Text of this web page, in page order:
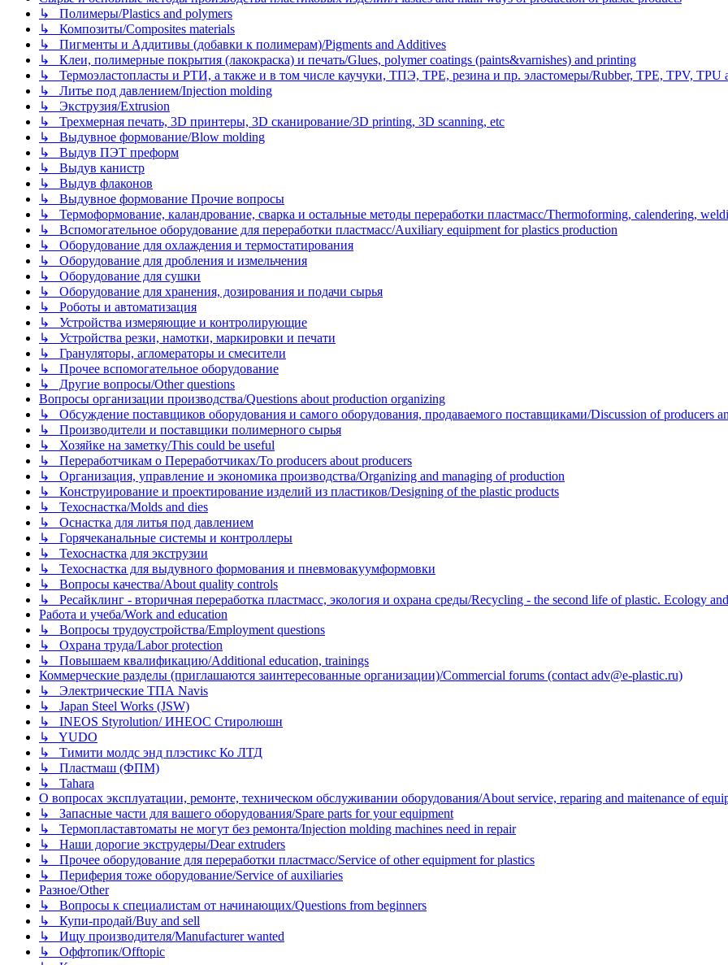
↳ Полимеры/Plastics and polymers
↳ Композиты/Сomposites materials
↳ Пигменты и Аддитивы (добавки к полимерам)/Pigments and Additives
↳ Клеи, полимерные покрытия (лакокраска) и печать/Glues, polymer coatings (paints&varnishes) and printing
↳ Термоэластопласты и РТИ, а также и в том числе каучуки, ТПЭ, TPE, резина и пр. эластомеры/Rubber, TPE, TPV, TPU
↳ Литье под давлением/Injection molding
↳ Экструзия/Extrusion
↳ Трехмерная печать, 3D принтеры, 3D сканирование/3D printing, 3D scanning, etc
↳ Выдувное формование/Blow molding
↳ Выдув ПЭТ преформ
↳ Выдув канистр
↳ Выдув флаконов
↳ Выдувное формование Прочие вопросы
↳ Термоформование, каландрование, сварка и остальные методы переработки пластмасс/Thermoforming, calendering,
↳ Вспомогательное оборудование для переработки пластмасс/Auxiliary equipment for plastics production
↳ Оборудование для охлаждения и термостатирования
↳ Оборудование для дробления и измельчения
↳ Оборудование для сушки
↳ Оборудование для хранения, дозирования и подачи сырья
↳ Роботы и автоматизация
↳ Устройства измеряющие и контролирующие
↳ Устройства резки, намотки, маркировки и печати
↳ Грануляторы, агломераторы и смесители
↳ Прочее вспомогательное оборудование
↳ Другие вопросы/Other questions
Вопросы организации производства/Questions about production organizing
↳ Обсуждение поставщиков оборудования и самого оборудования, продаваемого поставщиками/Discussion of producers
↳ Производители и поставщики полимерного сырья
↳ Хозяйке на заметку/This could be useful
↳ Переработчикам о Переработчиках/To producers about producers
↳ Организация, управление и экономика производства/Organizing and managing of production
↳ Конструирование и проектирование изделий из пластиков/Designing of the plastic products
↳ Техоснастка/Molds and dies
↳ Оснастка для литья под давлением
↳ Горячеканальные системы и контроллеры
↳ Техоснастка для экструзии
↳ Техоснастка для выдувного формования и пневмовакуумформовки
↳ Вопросы качества/About quality controls
↳ Ресайклинг - вторичная переработка пластмасс, экология и охрана среды/Recycling - the second life of plastic. Ecology
Работа и учеба/Work and education
↳ Вопросы трудоустройства/Employment questions
↳ Охрана труда/Labor protection
↳ Повышаем квалификацию/Additional education, trainings
Коммерческие разделы (приглашаются заинтересованные организации)/Commercial forums (contact adv@e-plastic.ru)
↳ Электрические ТПА Navis
↳ Japan Steel Works (JSW)
↳ INEOS Styrolution/ ИНЕОС Стиролюшн
↳ YUDO
↳ Тимити молдс энд плэстикс Ко ЛТД
↳ Пластмаш (ФПМ)
↳ Tahara
О вопросах эксплуатации, ремонте, техническом обслуживании оборудования/About service, reparing and maitenance of
↳ Запасные части для вашего оборудования/Spare parts for your equipment
↳ Термопластавтоматы не могут без ремонта/Injection molding machines need in repair
↳ Наши дорогие экструдеры/Dear extruders
↳ Прочее оборудование для переработки пластмасс/Service of other equipment for plastics
↳ Периферия тоже оборудование/Service of auxiliaries
Разное/Other
↳ Вопросы к специалистам от начинающих/Questions from beginners
↳ Купи-продай/Buy and sell
↳ Ищу производителя/Manufacturer wanted
↳ Оффтопик/Offtopic